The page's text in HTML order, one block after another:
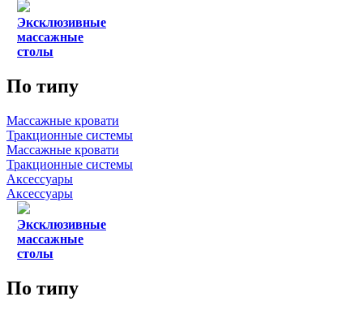
Эксклюзивные
массажные
столы
По типу
Массажные кровати
Тракционные системы
Массажные кровати
Тракционные системы
Аксессуары
Аксессуары
Эксклюзивные
массажные
столы
По типу